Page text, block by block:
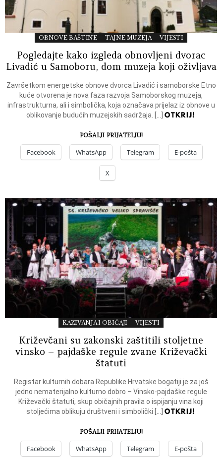
OBNOVE BAŠTINE TAJNE MUZEJA VIJESTI
Pogledajte kako izgleda obnovljeni dvorac
Livadić u Samoboru, dom muzeja koji oživljava
Završetkom energetske obnove dvorca Livadić i samoborske Etno
kuće otvorena je nova faza razvoja Samoborskog muzeja,
infrastrukturna, ali i simbolička, koja označava prijelaz iz obnove u
oblikovanje budućih muzejskih sadržaja. […]OTKRIJ!
POŠALJI PRIJATELJU!
Facebook WhatsApp Telegram E-pošta
X
KAZIVANJA I OBIČAJI VIJESTI
Križevčani su zakonski zaštitili stoljetne
vinsko – pajdaške regule zvane Križevački
štatuti
Registar kulturnih dobara Republike Hrvatske bogatiji je za još
jedno nematerijalno kulturno dobro – Vinsko-pajdaške regule
Križevački štatuti, skup običajnih pravila o ispijanju vina koji
stoljećima oblikuju društveni i simbolički […]OTKRIJ!
POŠALJI PRIJATELJU!
Facebook WhatsApp Telegram E-pošta